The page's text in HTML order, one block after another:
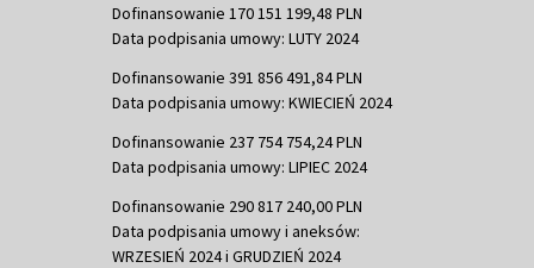
Dofinansowanie 170 151 199,48 PLN
Data podpisania umowy: LUTY 2024
Dofinansowanie 391 856 491,84 PLN
Data podpisania umowy: KWIECIEŃ 2024
Dofinansowanie 237 754 754,24 PLN
Data podpisania umowy: LIPIEC 2024
Dofinansowanie 290 817 240,00 PLN
Data podpisania umowy i aneksów:
WRZESIEŃ 2024 i GRUDZIEŃ 2024